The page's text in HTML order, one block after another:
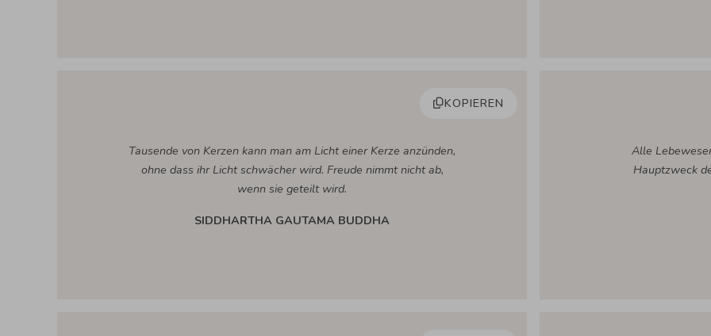
KOPIEREN
Tausende von Kerzen kann man am Licht einer Kerze anzünden,
ohne dass ihr Licht schwächer wird. Freude nimmt nicht ab,
wenn sie geteilt wird.
SIDDHARTHA GAUTAMA BUDDHA
Alle
Hauptzweck